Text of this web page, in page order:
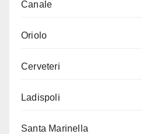
Canale
Oriolo
Cerveteri
Ladispoli
Santa Marinella